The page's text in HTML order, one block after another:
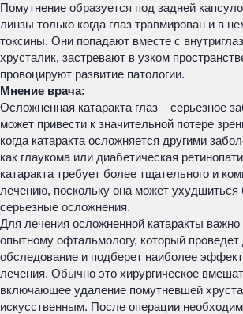
Помутнение образуется под задней
линзы только когда глаз травмирован и в
токсины. Они попадают вместе с
хрусталик, застревают в узком
провоцируют развитие патологии.
Мнение врача:
Осложненная катаракта глаз – серьезное
может привести к значительной потере
когда катаракта осложняется другими
как глаукома или диабетическая
катаракта требует более тщательного и
лечению, поскольку она может ухудшиться
серьезные осложнения.
Для лечения осложненной катаракты важно
опытному офтальмологу, который проведет
обследование и подберет наиболее
лечения. Обычно это хирургическое
включающее удаление помутневшей
искусственным. После операции